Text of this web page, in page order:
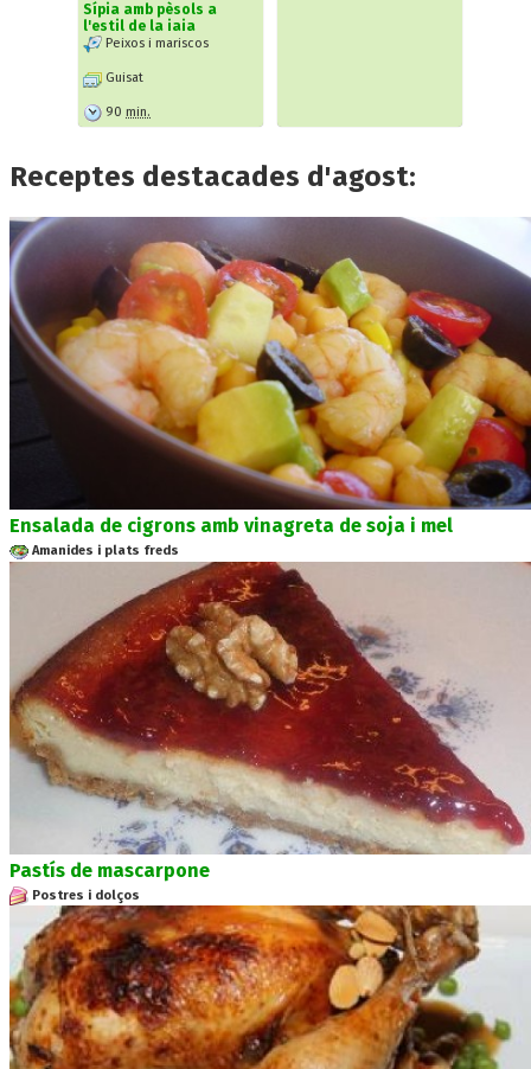
Sípia amb pèsols a
l'estil de la iaia
Peixos i mariscos
Guisat
90 min.
Receptes destacades d'agost:
Ensalada de cigrons amb vinagreta de soja i mel
Amanides i plats freds
Pastís de mascarpone
Postres i dolços